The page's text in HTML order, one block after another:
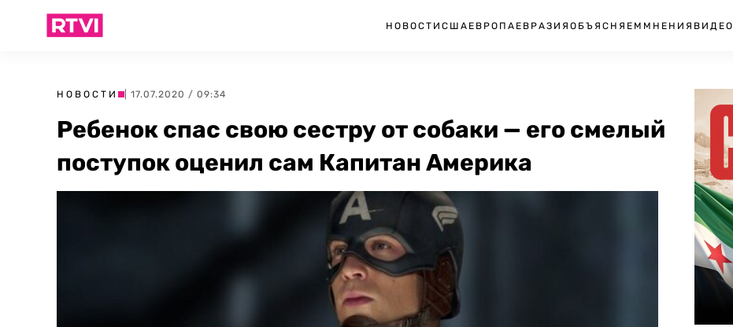
НОВОСТИ США ЕВРОПА ЕВРАЗИЯ ОБЪЯСНЯЕМ МНЕНИЯ ВИДЕО
НОВОСТИ | 17.07.2020 / 09:34
Ребенок спас свою сестру от собаки — его смелый
поступок оценил сам Капитан Америка